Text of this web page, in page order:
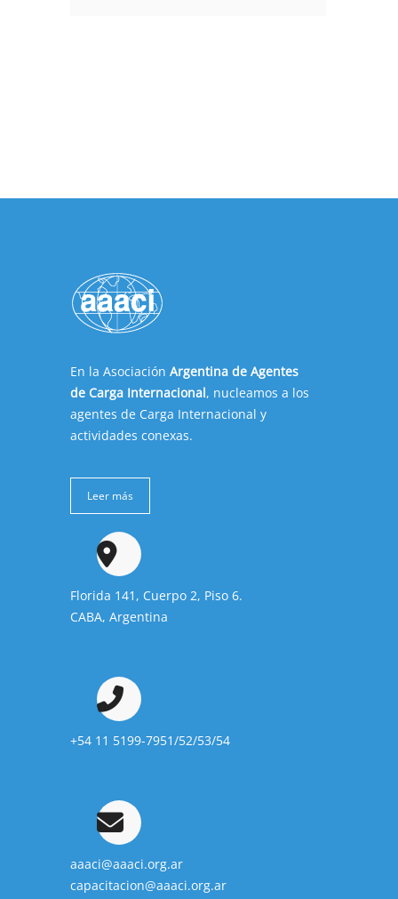
En la Asociación Argentina de Agentes
de Carga Internacional, nucleamos a los
agentes de Carga Internacional y
actividades conexas.
Leer más
Florida 141, Cuerpo 2, Piso 6.
CABA, Argentina
+54 11 5199-7951/52/53/54
aaaci@aaaci.org.ar
capacitacion@aaaci.org.ar